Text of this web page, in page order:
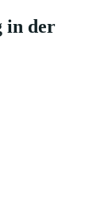
in der